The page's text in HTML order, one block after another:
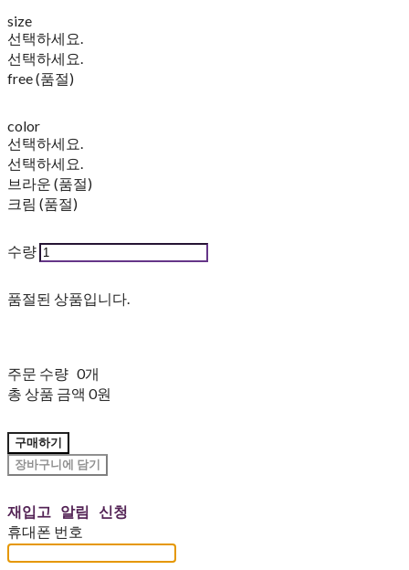
size
선택하세요.
선택하세요.
free (품절)
color
선택하세요.
선택하세요.
브라운 (품절)
크림 (품절)
수량
품절된 상품입니다.
주문 수량 0개
총 상품 금액 0원
구매하기
장바구니에 담기
재입고 알림 신청
휴대폰 번호